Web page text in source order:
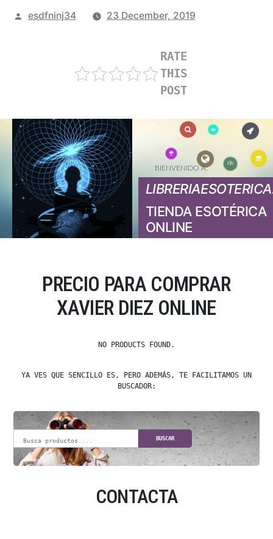
Posted
esdfninj34 23 December, 2019
RATE
THIS
POST
TIENDA ESOTÉRICA
ONLINE
BIENVENIDO A:
PRECIO PARA COMPRAR
XAVIER DIEZ ONLINE
NO PRODUCTS FOUND.
YA VES QUE SENCILLO ES, PERO ADEMÁS, TE FACILITAMOS UN
BUSCADOR:
BUSCAR
CONTACTA